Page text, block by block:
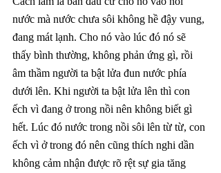
nước mà nước chưa sôi không hề đậy vung,
đang mát lạnh. Cho nó vào lúc đó nó sẽ
thấy bình thường, không phản ứng gì, rồi
âm thầm người ta bật lửa đun nước phía
dưới lên. Khi người ta bật lửa lên thì con
ếch vì đang ở trong nồi nên không biết gì
hết. Lúc đó nước trong nồi sôi lên từ từ, con
ếch vì ở trong đó nên cũng thích nghi dần
không cảm nhận được rõ rệt sự gia tăng